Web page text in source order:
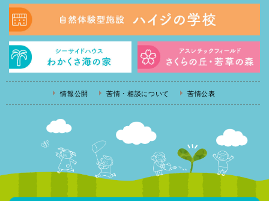
情報公開 苦情・相談について 苦情公表